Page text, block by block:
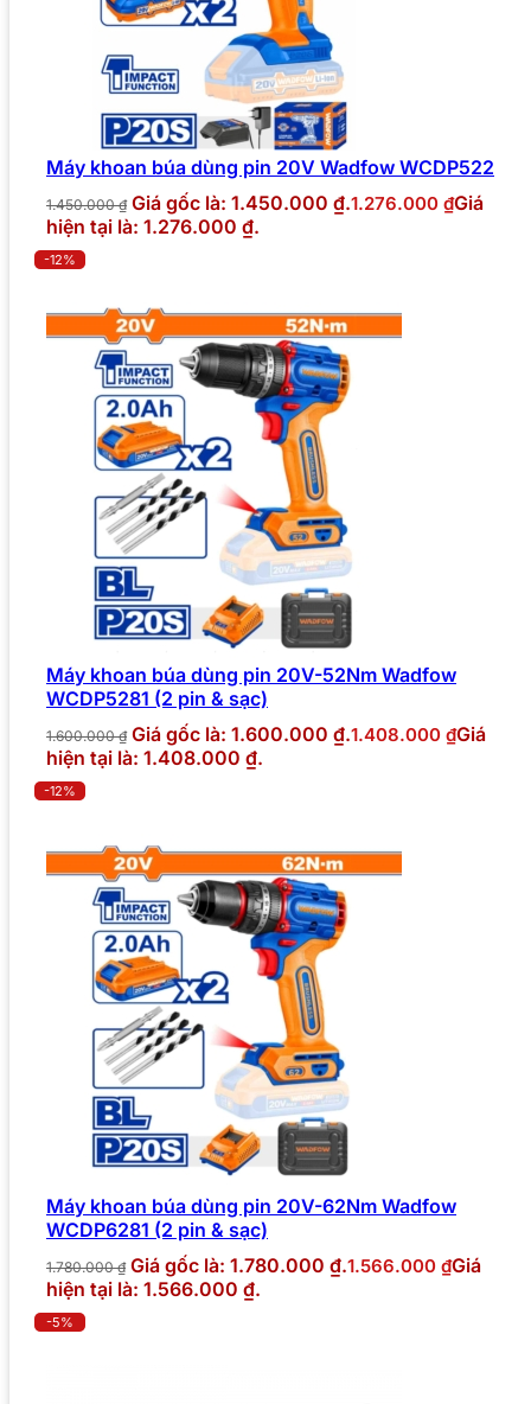
Máy khoan búa dùng pin 20V Wadfow WCDP522
1.450.000₫ Giá gốc là: 1.450.000 ₫.1.276.000 ₫Giá
hiện tại là: 1.276.000 ₫.
-12%
Máy khoan búa dùng pin 20V-52Nm Wadfow
WCDP5281 (2 pin & sạc)
1.600.000₫ Giá gốc là: 1.600.000 ₫.1.408.000 ₫Giá
hiện tại là: 1.408.000 ₫.
-12%
Máy khoan búa dùng pin 20V-62Nm Wadfow
WCDP6281 (2 pin & sạc)
1.780.000₫ Giá gốc là: 1.780.000 ₫.1.566.000 ₫Giá
hiện tại là: 1.566.000 ₫.
-5%